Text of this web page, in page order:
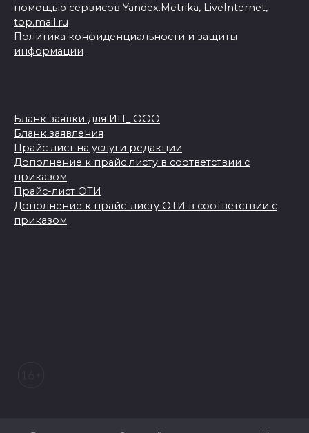
помощью сервисов Yandex.Metrika, LiveInternet,
top.mail.ru
Политика конфиденциальности и защиты
информации
Бланк заявки для ИП_ ООО
Бланк заявления
Прайс лист на услуги редакции
Дополнение к прайс листу в соответствии с
приказом
Прайс-лист ОТИ
Дополнение к прайс-листу ОТИ в соответствии с
приказом